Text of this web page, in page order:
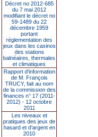
Décret no 2012-685
du 7 mai 2012
modifiant le décret no
59-1489 du 22
décembre 1959
portant
réglementation des
jeux dans les casinos
des stations
balnéaires, thermales
et climatiques
Rapport d'information
de M. François
TRUCY, fait au nom
de la commission des
finances n° 17 (2011-
2012) - 12 octobre
2011
Les niveaux et
pratiques des jeux de
hasard et d’argent en
2010